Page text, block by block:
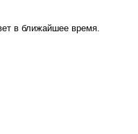
в ближайшее время.